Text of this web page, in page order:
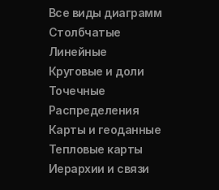
Все виды диаграмм
Столбчатые
Линейные
Круговые и доли
Точечные
Распределения
Карты и геоданные
Тепловые карты
Иерархии и связи